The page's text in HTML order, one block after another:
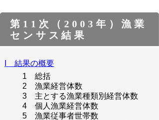
第11次（2003年）漁業
センサス結果
I 結果の概要
1 総括
2 漁業経営体数
3 主とする漁業種類別経営体数
4 個人漁業経営体数
5 漁業従事者世帯数